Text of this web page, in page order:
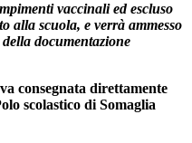
vaccinali ed escluso
alla scuola, e verrà ammesso
documentazione
consegnata direttamente
scolastico di Somaglia